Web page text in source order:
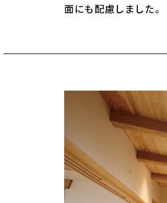
面にも配慮しました。